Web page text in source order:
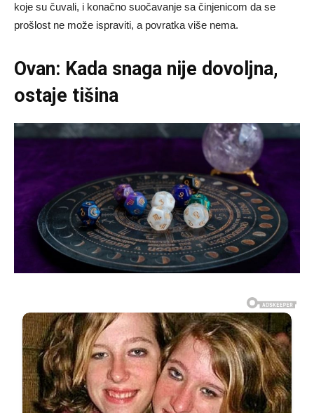
koje su čuvali, i konačno suočavanje sa činjenicom da se
prošlost ne može ispraviti, a povratka više nema.
Ovan: Kada snaga nije dovoljna,
ostaje tišina